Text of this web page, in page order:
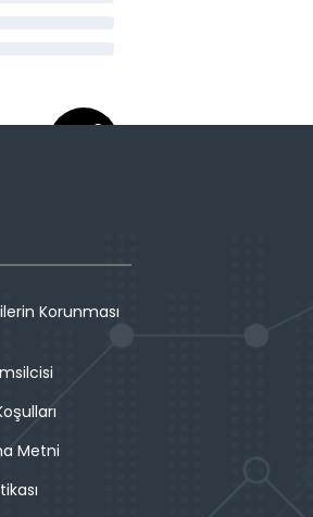
Korunması
Metni